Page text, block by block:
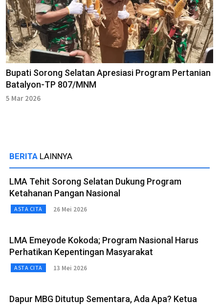
Bupati Sorong Selatan Apresiasi Program Pertanian
Batalyon-TP 807/MNM
5 Mar 2026
BERITA LAINNYA
LMA Tehit Sorong Selatan Dukung Program
Ketahanan Pangan Nasional
ASTA CITA 26 Mei 2026
LMA Emeyode Kokoda; Program Nasional Harus
Perhatikan Kepentingan Masyarakat
ASTA CITA 13 Mei 2026
Dapur MBG Ditutup Sementara, Ada Apa? Ketua